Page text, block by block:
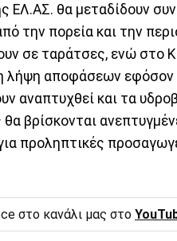
ΕΛ.ΑΣ. θα μεταδίδουν
την πορεία και την
σε ταράτσες, ενώ στο
λήψη αποφάσεων εφόσον
αναπτυχθεί και τα
θα βρίσκονται
προληπτικές
στο κανάλι μας στο